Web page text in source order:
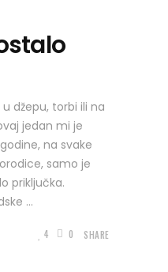
džepu, torbi ili na
jedan mi je
na svake
samo je
priključka.
4 0 SHARE